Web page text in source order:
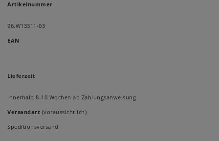
Artikelnummer
96.W13311-03
EAN
Lieferzeit
innerhalb 8-10 Wochen ab Zahlungsanweisung
Versandart (voraussichtlich)
Speditionsversand